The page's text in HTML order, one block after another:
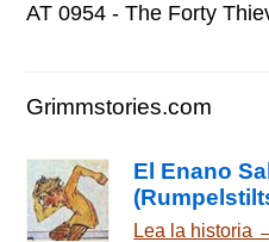
AT 0954 - The Forty
Grimmstories.com
El Enano
Lea la historia